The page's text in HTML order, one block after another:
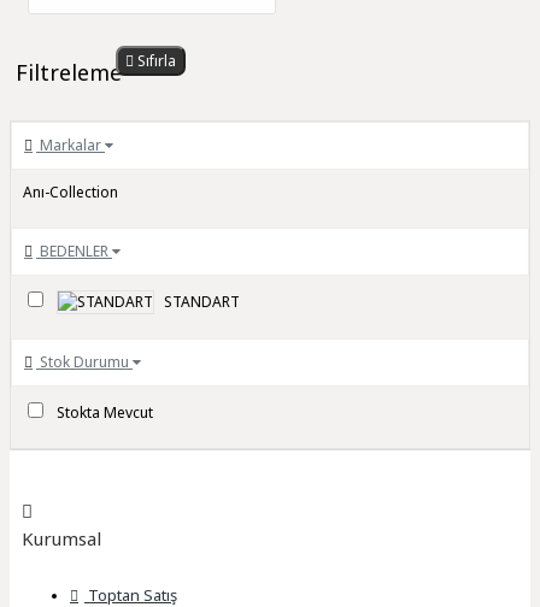
Filtreleme Sıfırla
Markalar
Anı-Collection
BEDENLER
STANDART
Stok Durumu
Stokta Mevcut
Kurumsal
Toptan Satış